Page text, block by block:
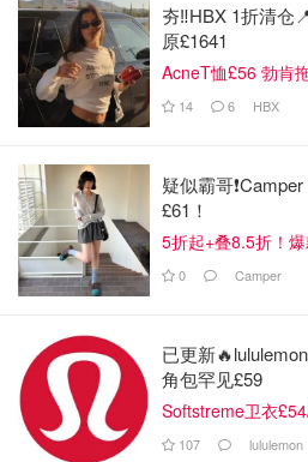
适应症：适用于治疗和减轻
酸痛、咽喉肿痛等症状。
不良反应： 轻微的头晕、心
嘱。
Benylin英国止咳药
夯‼️HBX 1折清仓
原£1641
AcneT恤£56 勃肯
14 6 HBX
疑似霸哥
£61！
5折起+叠8.5折！爆
0 Camper
已更新
角包罕见£59
Softstreme卫衣
107 lululemon